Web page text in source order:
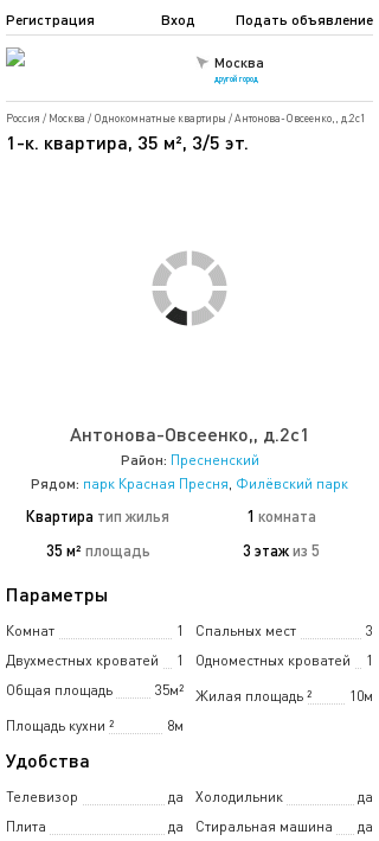
Москва
другой город
Подать объявление
Регистрация Вход
Россия / Москва / Однокомнатные квартиры /Антонова-Овсеенко,, д.2c1
1-к. квартира, 35 м², 3/5 эт.
Антонова-Овсеенко,, д.2c1
Район: Пресненский
Рядом: парк Красная Пресня, Филёвский парк
Квартира тип жилья 1 комната
35 м² площадь 3 этажиз 5
Параметры
Комнат 1 Спальных мест
3
Двухместных кроватей
1 Одноместных кроватей
1
Общая площадь
35м² Жилая площадь 10м
²
Площадь кухни
8м
²
Удобства
Телевизор да Холодильник
да
Плита
да Стиральная машина
да